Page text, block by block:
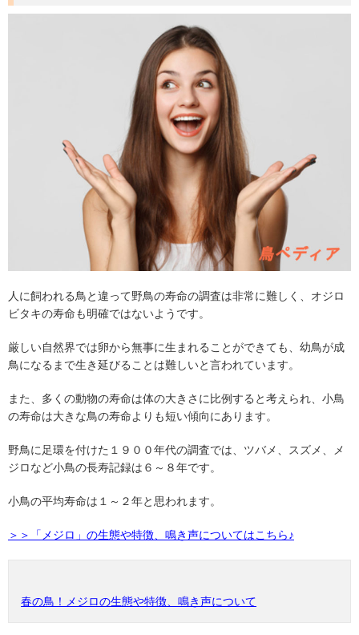
人に飼われる鳥と違って野鳥の寿命の調査は非常に難しく、オジロ
ビタキの寿命も明確ではないようです。
厳しい自然界では卵から無事に生まれることができても、幼鳥が成
鳥になるまで生き延びることは難しいと言われています。
また、多くの動物の寿命は体の大きさに比例すると考えられ、小鳥
の寿命は大きな鳥の寿命よりも短い傾向にあります。
野鳥に足環を付けた１９００年代の調査では、ツバメ、スズメ、メ
ジロなど小鳥の長寿記録は６～８年です。
小鳥の平均寿命は１～２年と思われます。
＞＞「メジロ」の生態や特徴、鳴き声についてはこちら♪
春の鳥！メジロの生態や特徴、鳴き声について